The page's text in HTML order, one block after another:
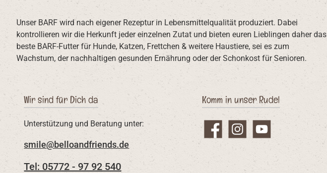
Unser BARF wird nach eigener Rezeptur in Lebensmittelqualität produziert. Dabei
kontrollieren wir die Herkunft jeder einzelnen Zutat und bieten euren Lieblingen daher das
beste BARF-Futter für Hunde, Katzen, Frettchen & weitere Haustiere, sei es zum
Wachstum, der nachhaltigen gesunden Ernährung oder der Schonkost für Senioren.
Wir sind für Dich da
Unterstützung und Beratung unter:
smile@belloandfriends.de
Tel: 05772 - 97 92 540
Komm in unser Rudel
FacebookInstagramYouTube